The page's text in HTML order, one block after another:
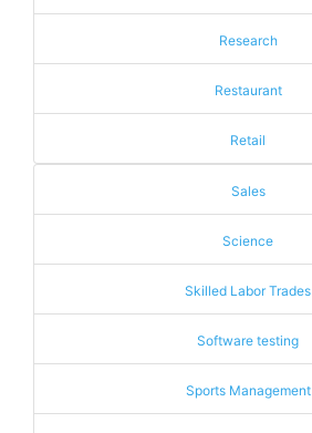
Research
Restaurant
Retail
Sales
Science
Skilled Labor Trades
Software testing
Sports Management